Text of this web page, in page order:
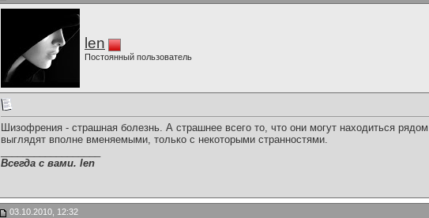
len
Постоянный пользователь
Шизофрения - страшная болезнь. А страшнее всего то, что они могут находиться
выглядят вполне вменяемыми, только с некоторыми странностями.
Всегда с вами. len
03.10.2010, 12:32